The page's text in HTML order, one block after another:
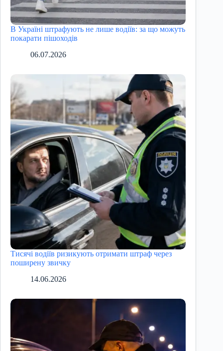
В Україні штрафують не лише водіїв: за що можуть
покарати пішоходів
06.07.2026
Тисячі водіїв ризикують отримати штраф через
поширену звичку
14.06.2026